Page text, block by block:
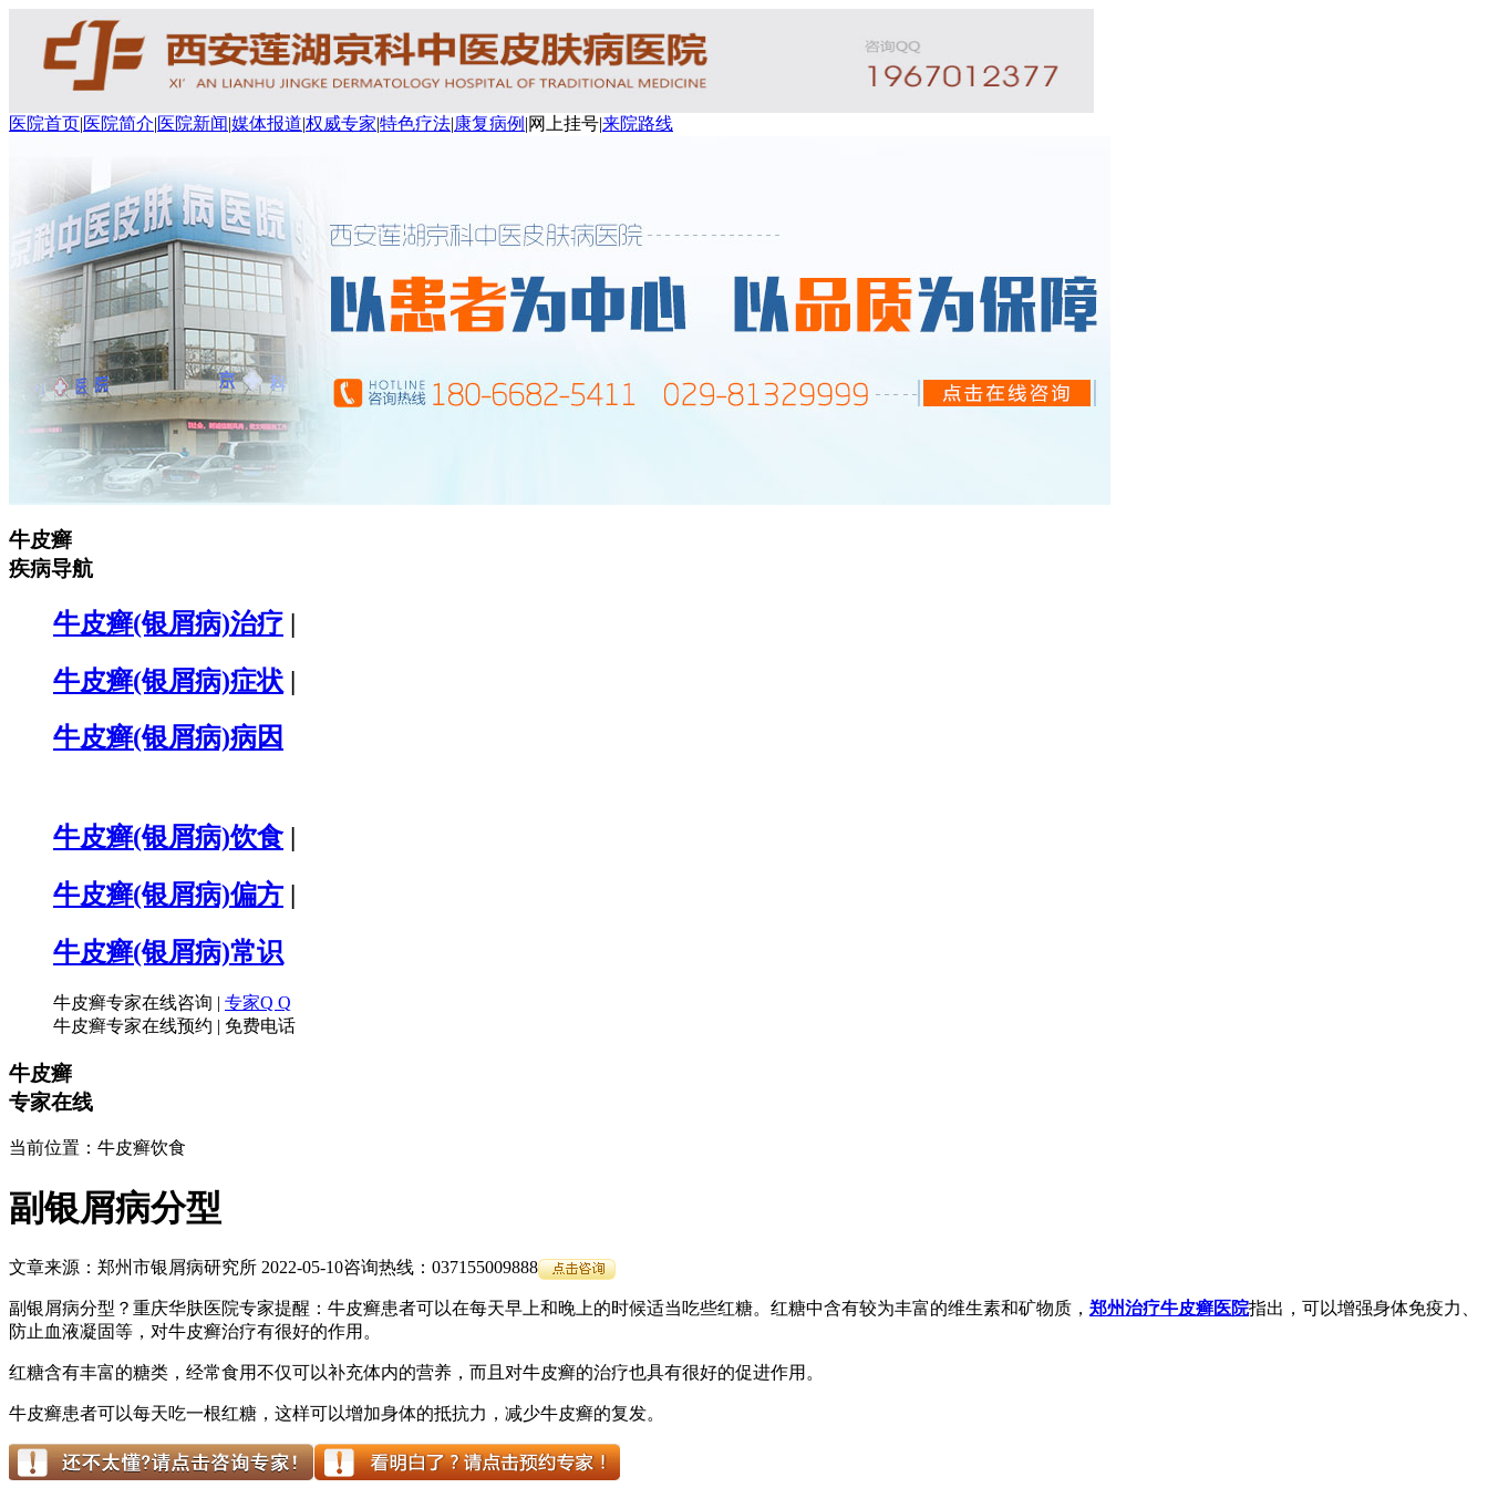
医院首页|医院简介|医院新闻|媒体报道|权威专家|特色疗法|康复病例 |网上挂号|来院路线
牛皮癣
疾病导航
牛皮癣(银屑病)治疗 |
牛皮癣(银屑病)症状 |
牛皮癣(银屑病)病因
牛皮癣(银屑病)饮食|
牛皮癣(银屑病)偏方
牛皮癣(银屑病)常识
牛皮癣专家在线咨询 | 专家Q Q
牛皮癣专家在线预约 | 免费电话
牛皮癣
专家在线
当前位置：牛皮癣饮食
副银屑病分型
文章来源：郑州市银屑病研究所 2022-05-10咨询热线：037155009888
副银屑病分型？重庆华肤医院专家提醒：牛皮癣患者可以在每天早上和晚上的时候适当吃些红糖。红糖中含有较为丰富的维生素和矿物质， 郑州治疗牛皮癣医院指出，可以增强身体免疫力、
防止血液凝固等，对牛皮癣治疗有很好的作用。
红糖含有丰富的糖类，经常食用不仅可以补充体内的营养，而且对牛皮癣的治疗也具有很好的促进作用。
牛皮癣患者可以每天吃一根红糖，这样可以增加身体的抵抗力，减少牛皮癣的复发。